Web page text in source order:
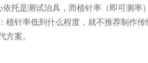
依托是测试治具，而植针率（即可测
植针率低到什么程度，就不推荐制作
方案。